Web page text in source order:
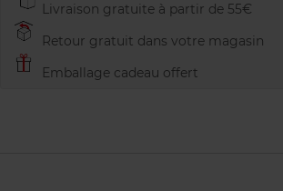
Livraison gratuite à partir de 55€
Retour gratuit dans votre magasin
Emballage cadeau offert